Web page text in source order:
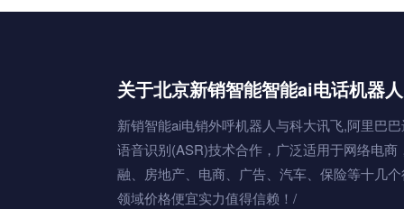
关于北京新销智能智能ai电话机器人
新销智能ai电销外呼机器人与科大讯飞,阿里巴
语音识别(ASR)技术合作，广泛适用于网络电商
融、房地产、电商、广告、汽车、保险等十几
领域价格便宜实力值得信赖！/